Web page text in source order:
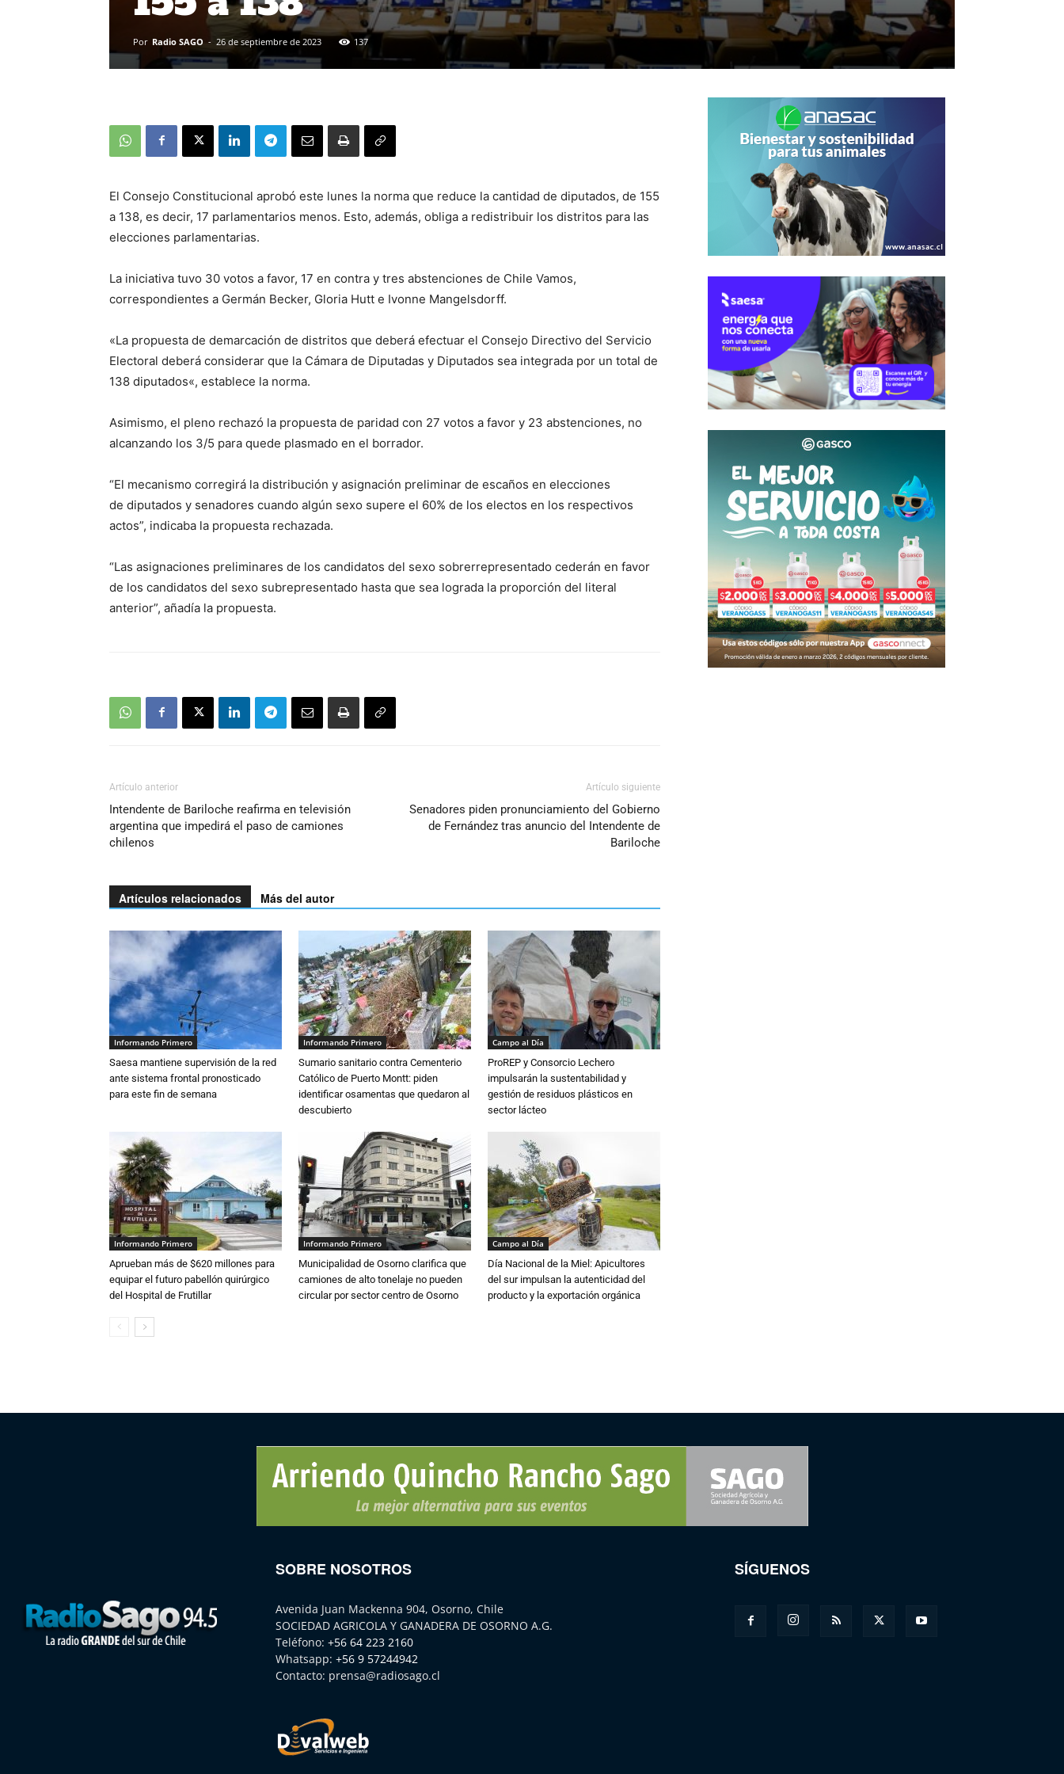
Por Radio SAGO - 26 de septiembre de 2023 137
El Consejo Constitucional aprobó este lunes la norma que reduce la cantidad de diputados, de 155
a 138, es decir, 17 parlamentarios menos. Esto, además, obliga a redistribuir los distritos para las
elecciones parlamentarias.
La iniciativa tuvo 30 votos a favor, 17 en contra y tres abstenciones de Chile Vamos,
correspondientes a Germán Becker, Gloria Hutt e Ivonne Mangelsdorff.
«La propuesta de demarcación de distritos que deberá efectuar el Consejo Directivo del Servicio
Electoral deberá considerar que la Cámara de Diputadas y Diputados sea integrada por un total de
138 diputados«, establece la norma.
Asimismo, el pleno rechazó la propuesta de paridad con 27 votos a favor y 23 abstenciones, no
alcanzando los 3/5 para quede plasmado en el borrador.
“El mecanismo corregirá la distribución y asignación preliminar de escaños en elecciones
de diputados y senadores cuando algún sexo supere el 60% de los electos en los respectivos
actos”, indicaba la propuesta rechazada.
“Las asignaciones preliminares de los candidatos del sexo sobrerrepresentado cederán en favor
de los candidatos del sexo subrepresentado hasta que sea lograda la proporción del literal
anterior”, añadía la propuesta.
Artículo anterior
Intendente de Bariloche reafirma en televisión
argentina que impedirá el paso de camiones
chilenos
Artículo siguiente
Senadores piden pronunciamiento del Gobierno
de Fernández tras anuncio del Intendente de
Bariloche
Artículos relacionados Más del autor
Informando Primero
Saesa mantiene supervisión de la red
ante sistema frontal pronosticado
para este fin de semana
Informando Primero
Sumario sanitario contra Cementerio
Católico de Puerto Montt: piden
identificar osamentas que quedaron al
descubierto
Campo al Día
ProREP y Consorcio Lechero
impulsarán la sustentabilidad y
gestión de residuos plásticos en
sector lácteo
Informando Primero
Aprueban más de $620 millones para
equipar el futuro pabellón quirúrgico
del Hospital de Frutillar
Informando Primero
Municipalidad de Osorno clarifica que
camiones de alto tonelaje no pueden
circular por sector centro de Osorno
Campo al Día
Día Nacional de la Miel: Apicultores
del sur impulsan la autenticidad del
producto y la exportación orgánica
SOBRE NOSOTROS
Avenida Juan Mackenna 904, Osorno, Chile
SOCIEDAD AGRICOLA Y GANADERA DE OSORNO A.G.
Teléfono: +56 64 223 2160
Whatsapp: +56 9 57244942
Contacto: prensa@radiosago.cl
SÍGUENOS